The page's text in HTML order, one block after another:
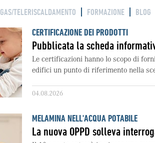
GAS/TELERISCALDAMENTO FORMAZIONE BLOG
CERTIFICAZIONE DEI PRODOTTI
Pubblicata la scheda
Le certificazioni hanno lo scopo di
edifici un punto di riferimento nella
04.08.2026
MELAMINA NELL'ACQUA POTABILE
La nuova OPPD solleva